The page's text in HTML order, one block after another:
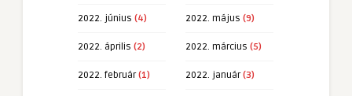
2022. június (4) 2022. május (9)
2022. április (2) 2022. március (5)
2022. február(1) 2022. január(3)